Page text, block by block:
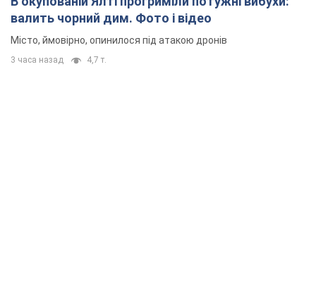
валить чорний дим. Фото і відео
Місто, ймовірно, опинилося під атакою дронів
3 часа назад 4,7 т.